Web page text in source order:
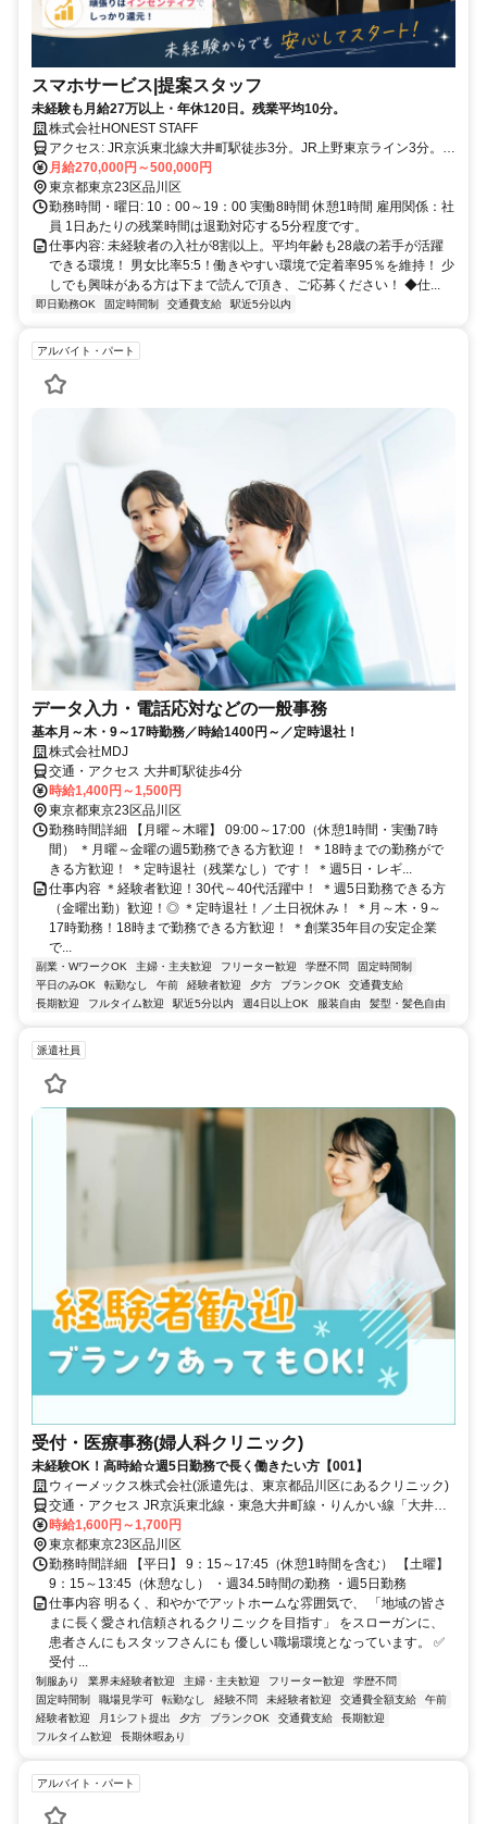
スマホサービス|提案スタッフ
未経験も月給27万以上・年休120日。残業平均10分。
株式会社HONEST STAFF
アクセス: JR京浜東北線大井町駅徒歩3分。JR上野東京ライン3分。り
んかい線徒歩3分。
月給270,000円～500,000円
東京都東京23区品川区
勤務時間・曜日: 10：00～19：00 実働8時間 休憩1時間 雇用関係：社
員 1日あたりの残業時間は退勤対応する5分程度です。
仕事内容: 未経験者の入社が8割以上。平均年齢も28歳の若手が活躍
できる環境！ 男女比率5:5！働きやすい環境で定着率95％を維持！ 少
しでも興味がある方は下まで読んで頂き、ご応募ください！ ◆仕...
即日勤務OK 固定時間制 交通費支給 駅近5分以内
アルバイト・パート
データ入力・電話応対などの一般事務
基本月～木・9～17時勤務／時給1400円～／定時退社！
株式会社MDJ
交通・アクセス 大井町駅徒歩4分
時給1,400円～1,500円
東京都東京23区品川区
勤務時間詳細 【月曜～木曜】 09:00～17:00（休憩1時間・実働7時
間） ＊月曜～金曜の週5勤務できる方歓迎！ ＊18時までの勤務がで
きる方歓迎！ ＊定時退社（残業なし）です！ ＊週5日・レギ...
仕事内容 ＊経験者歓迎！30代～40代活躍中！ ＊週5日勤務できる方
（金曜出勤）歓迎！◎ ＊定時退社！／土日祝休み！ ＊月～木・9～
17時勤務！18時まで勤務できる方歓迎！ ＊創業35年目の安定企業
で...
副業・WワークOK 主婦・主夫歓迎 フリーター歓迎 学歴不問
固定時間制
平日のみOK
転勤なし 午前 経験者歓迎 夕方 ブランクOK
交通費支給
長期歓迎
フルタイム歓迎 駅近5分以内 週4日以上OK 服装自由 髪型・髪色自由
派遣社員
受付・医療事務(婦人科クリニック)
未経験OK！高時給☆週5日勤務で長く働きたい方【001】
ウィーメックス株式会社(派遣先は、東京都品川区にあるクリニック)
交通・アクセス JR京浜東北線・東急大井町線・りんかい線「大井町
駅」から 徒歩8分
時給1,600円～1,700円
東京都東京23区品川区
勤務時間詳細 【平日】 9：15～17:45（休憩1時間を含む） 【土曜】
9：15～13:45（休憩なし） ・週34.5時間の勤務 ・週5日勤務
仕事内容 明るく、和やかでアットホームな雰囲気で、 「地域の皆さ
まに長く愛され信頼されるクリニックを目指す」 をスローガンに、
患者さんにもスタッフさんにも 優しい職場環境となっています。 ✅
受付 ...
制服あり 業界未経験者歓迎 主婦・主夫歓迎 フリーター歓迎
学歴不問
固定時間制
職場見学可 転勤なし 経験不問 未経験者歓迎 交通費全額支給
午前
経験者歓迎
月1シフト提出 夕方 ブランクOK 交通費支給
長期歓迎
フルタイム歓迎
長期休暇あり
アルバイト・パート